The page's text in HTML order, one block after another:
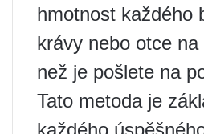
hmotnost každého
krávy nebo otce
než je pošlete na
Tato metoda je
každého